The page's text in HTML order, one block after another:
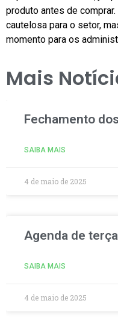
produto antes de
cautelosa para o setor,
momento para os
Mais
Fechamento
SAIBA MAIS
4 de maio de 2025
Agenda de
SAIBA MAIS
4 de maio de 2025